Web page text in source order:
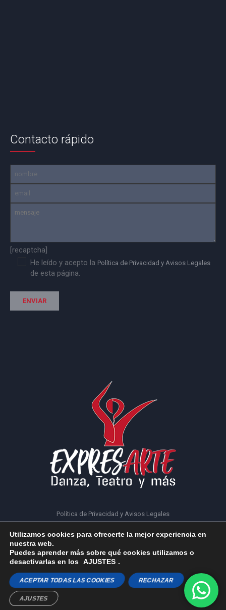
Contacto rápido
[recaptcha]
He leído y acepto la Política de Privacidad y Avisos Legales
de esta página.
Política de Privacidad y Avisos Legales
Expresarte © 2023 | Todos los derechos reservados
Utilizamos cookies para ofrecerte la mejor experiencia en
nuestra web.
Puedes aprender más sobre qué cookies utilizamos o
desactivarlas en los AJUSTES .
ACEPTAR TODAS LAS COOKIES RECHAZAR
AJUSTES